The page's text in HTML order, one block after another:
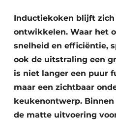
Inductiekoken blijft
ontwikkelen. Waar het
snelheid en efficiëntie,
ook de uitstraling een
is niet langer een puur
maar een zichtbaar
keukenontwerp.
de matte uitvoering